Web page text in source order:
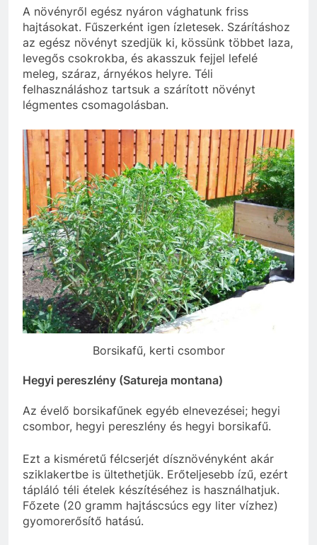
A növényről egész nyáron vághatunk friss
hajtásokat. Fűszerként igen ízletesek. Szárításhoz
az egész növényt szedjük ki, kössünk többet laza,
levegős csokrokba, és akasszuk fejjel lefelé
meleg, száraz, árnyékos helyre. Téli
felhasználáshoz tartsuk a szárított növényt
légmentes csomagolásban.
Borsikafű, kerti csombor
Hegyi pereszlény (Satureja montana)
Az évelő borsikafűnek egyéb elnevezései; hegyi
csombor, hegyi pereszlény és hegyi borsikafű.
Ezt a kisméretű félcserjét dísznövényként akár
sziklakertbe is ültethetjük. Erőteljesebb ízű, ezért
tápláló téli ételek készítéséhez is használhatjuk.
Főzete (20 gramm hajtáscsúcs egy liter vízhez)
gyomorerősítő hatású.